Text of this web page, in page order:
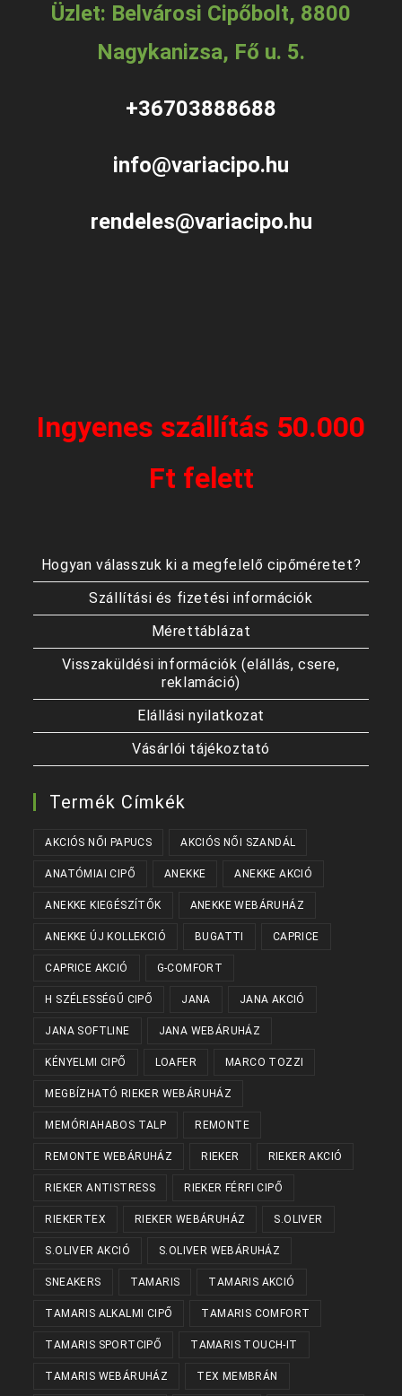
Üzlet: Belvárosi Cipőbolt, 8800
Nagykanizsa, Fő u. 5.
+36703888688
info@variacipo.hu
rendeles@variacipo.hu
Ingyenes szállítás 50.000
Ft felett
Hogyan válasszuk ki a megfelelő cipőméretet?
Szállítási és fizetési információk
Mérettáblázat
Visszaküldési információk (elállás, csere,
reklamáció)
Elállási nyilatkozat
Vásárlói tájékoztató
Termék Címkék
AKCIÓS NŐI PAPUCS AKCIÓS NŐI SZANDÁL
ANATÓMIAI CIPŐ ANEKKE ANEKKE AKCIÓ
ANEKKE KIEGÉSZÍTŐK ANEKKE WEBÁRUHÁZ
ANEKKE ÚJ KOLLEKCIÓ BUGATTI CAPRICE
CAPRICE AKCIÓ G-COMFORT
H SZÉLESSÉGŰ CIPŐ JANA JANA AKCIÓ
JANA SOFTLINE JANA WEBÁRUHÁZ
KÉNYELMI CIPŐ LOAFER MARCO TOZZI
MEGBÍZHATÓ RIEKER WEBÁRUHÁZ
MEMÓRIAHABOS TALP REMONTE
REMONTE WEBÁRUHÁZ RIEKER RIEKER AKCIÓ
RIEKER ANTISTRESS RIEKER FÉRFI CIPŐ
RIEKERTEX RIEKER WEBÁRUHÁZ S.OLIVER
S.OLIVER AKCIÓ S.OLIVER WEBÁRUHÁZ
SNEAKERS TAMARIS TAMARIS AKCIÓ
TAMARIS ALKALMI CIPŐ TAMARIS COMFORT
TAMARIS SPORTCIPŐ TAMARIS TOUCH-IT
TAMARIS WEBÁRUHÁZ TEX MEMBRÁN